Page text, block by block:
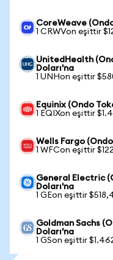
CoreWeave
1 CRWVon eşittir
UnitedHealth
Doları'na
1 UNHon eşittir
Equinix (Ondo
1 EQIXon eşittir
Wells Fargo
1 WFCon eşittir
General Electric
Doları'na
1 GEon eşittir
Goldman Sachs
Doları'na
1 GSon eşittir